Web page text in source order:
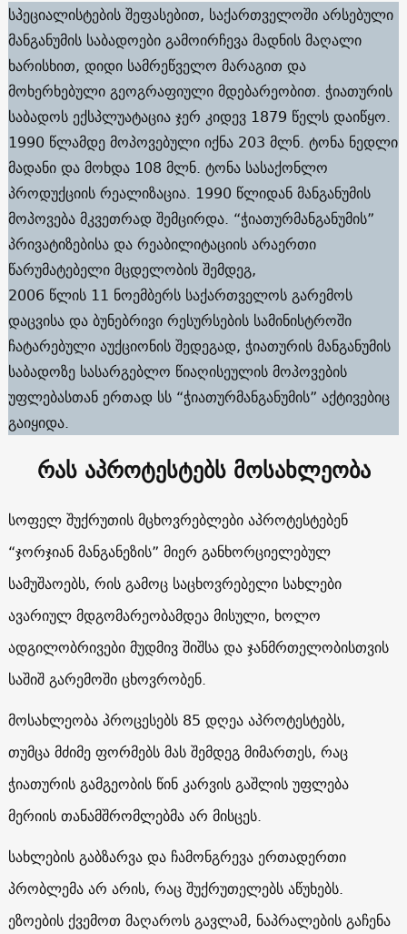
სპეციალისტების შეფასებით, საქართველოში არსებული
მანგანუმის საბადოები გამოირჩევა მადნის მაღალი
ხარისხით, დიდი სამრეწველო მარაგით და
მოხერხებული გეოგრაფიული მდებარეობით. ჭიათურის
საბადოს ექსპლუატაცია ჯერ კიდევ 1879 წელს დაიწყო.
1990 წლამდე მოპოვებული იქნა 203 მლნ. ტონა ნედლი
მადანი და მოხდა 108 მლნ. ტონა სასაქონლო
პროდუქციის რეალიზაცია. 1990 წლიდან მანგანუმის
მოპოვება მკვეთრად შემცირდა. “ჭიათურმანგანუმის”
პრივატიზებისა და რეაბილიტაციის არაერთი
წარუმატებელი მცდელობის შემდეგ,
2006 წლის 11 ნოემბერს საქართველოს გარემოს
დაცვისა და ბუნებრივი რესურსების სამინისტროში
ჩატარებული აუქციონის შედეგად, ჭიათურის მანგანუმის
საბადოზე სასარგებლო წიაღისეულის მოპოვების
უფლებასთან ერთად სს “ჭიათურმანგანუმის” აქტივებიც
გაიყიდა.
რას აპროტესტებს მოსახლეობა
სოფელ შუქრუთის მცხოვრებლები აპროტესტებენ
“ჯორჯიან მანგანეზის” მიერ განხორციელებულ
სამუშაოებს, რის გამოც საცხოვრებელი სახლები
ავარიულ მდგომარეობამდეა მისული, ხოლო
ადგილობრივები მუდმივ შიშსა და ჯანმრთელობისთვის
საშიშ გარემოში ცხოვრობენ.
მოსახლეობა პროცესებს 85 დღეა აპროტესტებს,
თუმცა მძიმე ფორმებს მას შემდეგ მიმართეს, რაც
ჭიათურის გამგეობის წინ კარვის გაშლის უფლება
მერიის თანამშრომლებმა არ მისცეს.
სახლების გაბზარვა და ჩამონგრევა ერთადერთი
პრობლემა არ არის, რაც შუქრუთელებს აწუხებს.
ეზოების ქვემოთ მაღაროს გავლამ, ნაპრალების გაჩენა